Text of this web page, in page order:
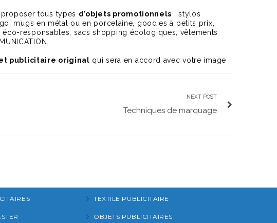
tous types d’objets promotionnels : stylos
mugs en métal ou en porcelaine, goodies à petits prix,
responsables, sacs shopping écologiques, vêtements
publicitaire original qui sera en accord avec votre image
NEXT POST
Techniques de marquage
TEXTILE PUBLICITAIRE
OBJETS PUBLICITAIRES